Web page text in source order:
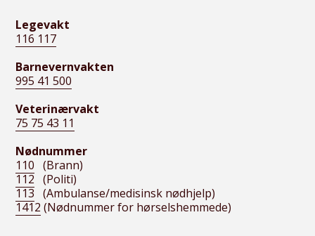
Legevakt
116 117
Barnevernvakten
995 41 500
Veterinærvakt
75 75 43 11
Nødnummer
110 (Brann)
112 (Politi)
113 (Ambulanse/medisinsk nødhjelp)
1412 (Nødnummer for hørselshemmede)